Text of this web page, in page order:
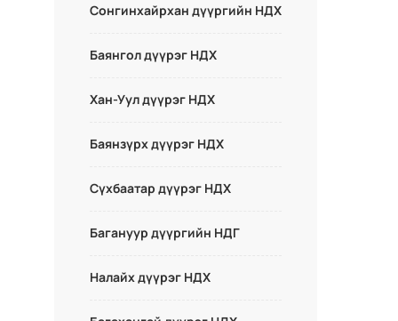
Сонгинхайрхан дүүргийн НДХ
Баянгол дүүрэг НДХ
Хан-Уул дүүрэг НДХ
Баянзүрх дүүрэг НДХ
Сүхбаатар дүүрэг НДХ
Багануур дүүргийн НДГ
Налайх дүүрэг НДХ